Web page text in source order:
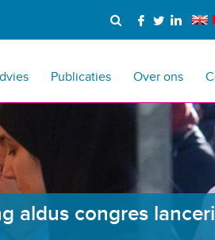
Publicaties Over ons
aldus congres